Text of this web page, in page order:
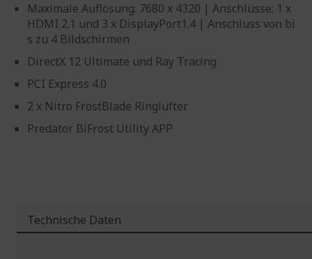
Maximale Auflösung: 7680 x 4320 | Anschlüsse: 1 x
HDMI 2.1 und 3 x DisplayPort1.4 | Anschluss von bi
s zu 4 Bildschirmen
DirectX 12 Ultimate und Ray Tracing
PCI Express 4.0
2 x Nitro FrostBlade Ringlüfter
Predator BiFrost Utility APP
Technische Daten